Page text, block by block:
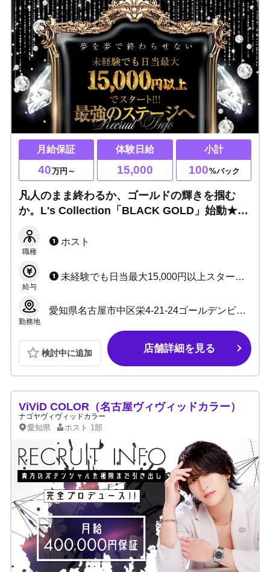
月給保証
40万円～
体験日給
15,000
小計
100%バック
凡人のまま終わるか、ゴールドの輝きを掴む
か。L's Collection「BLACK GOLD」始動★小
サポート！
職種
ホスト
給与
未経験でも日当最大15,000円以上スタート！ ★初月から高日当＋安心保証 経験者は優遇スタート可能 ★今だけ日当保証UP＋入店祝金プレゼント
勤務地
愛知県名古屋市中区栄4-21-24ゴールデンビルB1F
検討中に追加 店舗詳細を見る
ViViD COLOR（名古屋ヴィヴィッドカラー）
ナゴヤヴィヴィッドカラー
愛知県 ホスト 1部